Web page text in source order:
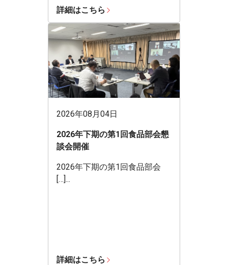
詳細はこちら
2026年08月04日
2026年下期の第1回食品部会懇
談会開催
2026年下期の第1回食品部会
[…]...
詳細はこちら